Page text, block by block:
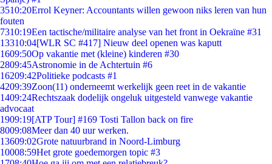
3510:20Errol Keyner: Accountants willen gewoon niks leren van hun
fouten
7310:19Een tactische/militaire analyse van het front in Oekraïne #31
13310:04[WLR SC #417] Nieuw deel openen was kaputt
1609:50Op vakantie met (kleine) kinderen #30
2809:45Astronomie in de Achtertuin #6
16209:42Politieke podcasts #1
4209:39Zoon(11) onderneemt werkelijk geen reet in de vakantie
1409:24Rechtszaak dodelijk ongeluk uitgesteld vanwege vakantie
advocaat
1909:19[ATP Tour] #169 Tosti Tallon back on fire
8009:08Meer dan 40 uur werken.
13609:02Grote natuurbrand in Noord-Limburg
10008:59Het grote goedemorgen topic #3